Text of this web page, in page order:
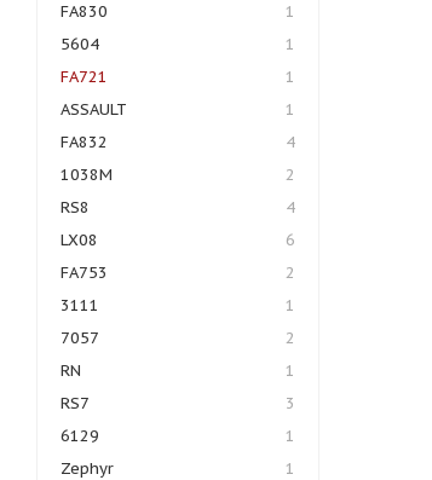
FA830
1
5604
1
FA721
1
ASSAULT
1
FA832
4
1038M
2
RS8
4
LX08
6
FA753
2
3111
1
7057
2
RN
1
RS7
3
6129
1
Zephyr
1